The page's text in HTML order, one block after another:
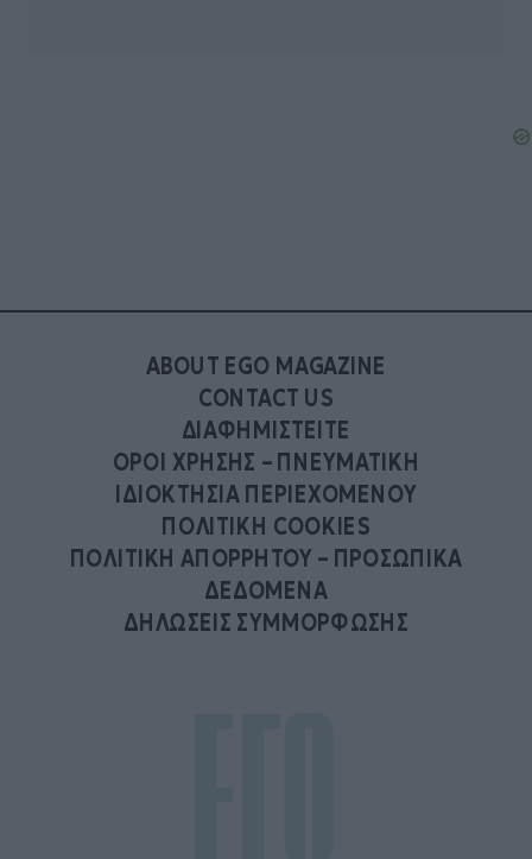
ABOUT EGO MAGAZINE
CONTACT US
ΔΙΑΦΗΜΙΣΤΕΙΤΕ
ΟΡΟΙ ΧΡΗΣΗΣ – ΠΝΕΥΜΑΤΙΚΗ
ΙΔΙΟΚΤΗΣΙΑ ΠΕΡΙΕΧΟΜΕΝΟΥ
ΠΟΛΙΤΙΚΗ COOKIES
ΠΟΛΙΤΙΚΗ ΑΠΟΡΡΗΤΟΥ – ΠΡΟΣΩΠΙΚΑ
ΔΕΔΟΜΕΝΑ
ΔΗΛΩΣΕΙΣ ΣΥΜΜΟΡΦΩΣΗΣ